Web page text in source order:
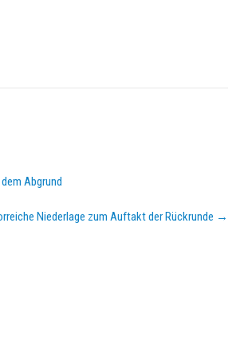
Abgrund
Niederlage zum Auftakt der Rückrunde →